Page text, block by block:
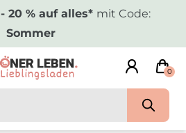
- 20 % auf alles* mit Code:
Sommer
0